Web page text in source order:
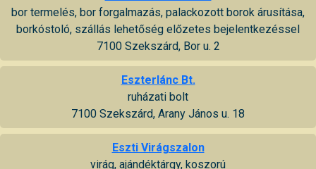
bor termelés, bor forgalmazás, palackozott borok árusítása,
borkóstoló, szállás lehetőség előzetes bejelentkezéssel
7100 Szekszárd, Bor u. 2
Eszterlánc Bt.
ruházati bolt
7100 Szekszárd, Arany János u. 18
Eszti Virágszalon
virág, ajándéktárgy, koszorú